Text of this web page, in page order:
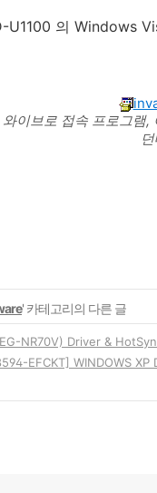
U1100 의 Windows
와이브로 접속 프로그램,
' 카테고리의 다른 글
NR70V) Driver &
EFCKT] WINDOWS XP